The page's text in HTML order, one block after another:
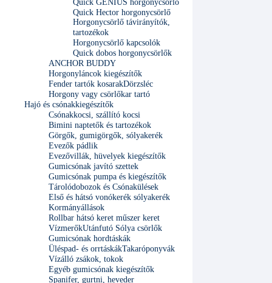
Quick GENIUS horgonycsörlő
Quick Hector horgonycsörlő
Horgonycsörlő távirányítók,
tartozékok
Horgonycsörlő kapcsolók
Quick dobos horgonycsörlők
ANCHOR BUDDY
Horgonyláncok kiegészítők
Fender tartók kosarakDörzsléc
Horgony vagy csörlőkar tartó
Hajó és csónakkiegészítők
Csónakkocsi, szállító kocsi
Bimini naptetők és tartozékok
Görgők, gumigörgők, sólyakerék
Evezők pádlik
Evezővillák, hüvelyek kiegészítők
Gumicsónak javító szettek
Gumicsónak pumpa és kiegészítők
Tárolódobozok és Csónakülések
Első és hátsó vonókerék sólyakerék
Kormányállások
Rollbar hátsó keret műszer keret
VízmerőkUtánfutó Sólya csörlők
Gumicsónak hordtáskák
Üléspad- és orrtáskákTakaróponyvák
Vízálló zsákok, tokok
Egyéb gumicsónak kiegészítők
Spanifer, gurtni, heveder